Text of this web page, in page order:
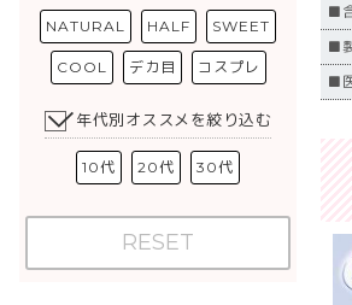
NATURAL HALF SWEET
COOL デカ目 コスプレ
年代別オススメを絞り込む
10代 20代 30代
RESET
■
■
■